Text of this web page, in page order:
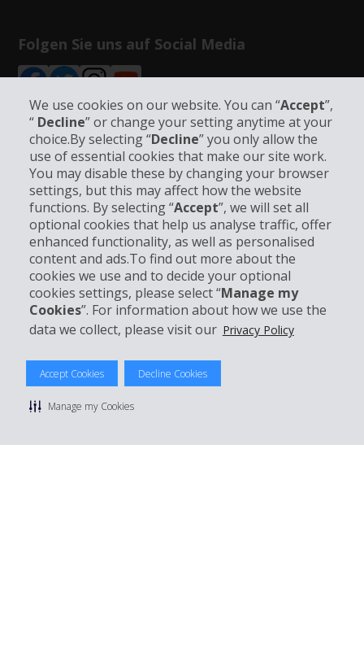
We use cookies on our website. You can “Accept”,
“ Decline” or change your setting anytime at your
choice.By selecting “Decline” you only allow the
use of essential cookies that make our site work.
You may disable these by changing your browser
settings, but this may affect how the website
functions. By selecting “Accept”, we will set all
optional cookies that help us analyse traffic, offer
enhanced functionality, as well as personalised
content and ads.To find out more about the
cookies we use and to decide your optional
cookies settings, please select “Manage my
Cookies”. For information about how we use the
data we collect, please visit our Privacy Policy
Accept Cookies Decline Cookies
Manage my Cookies
Folgen Sie uns auf Social Media
Unternehmensinformation
Partner
Kundenservice
Mieten bei Hertz
© 2026 The Hertz System, Inc.
Datenschutzrichtlinie | Nutzungsbedingungen
Sitemap Cookies verwalten